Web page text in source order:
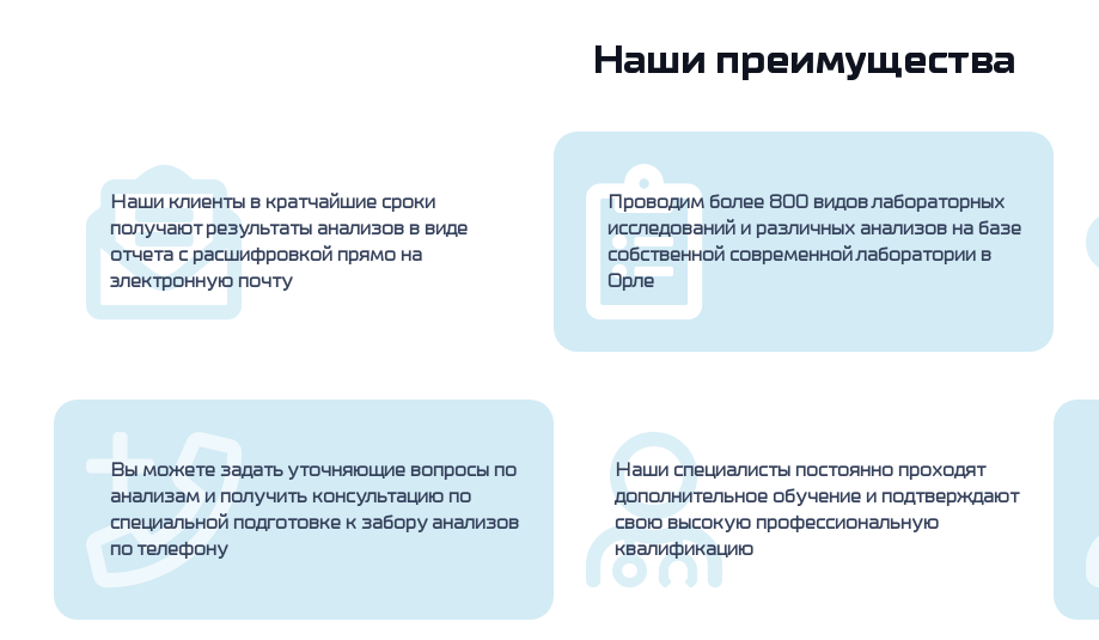
Наши преимущества
Наши клиенты в кратчайшие сроки
получают результаты анализов в виде
отчета с расшифровкой прямо на
электронную почту
Проводим более 800 видов лабораторных
исследований и различных анализов на базе
собственной современной лаборатории в
Орле
Вы можете задать уточняющие вопросы по
анализам и получить консультацию по
специальной подготовке к забору анализов
по телефону
Наши специалисты постоянно проходят
дополнительное обучение и подтверждают
свою высокую профессиональную
квалификацию